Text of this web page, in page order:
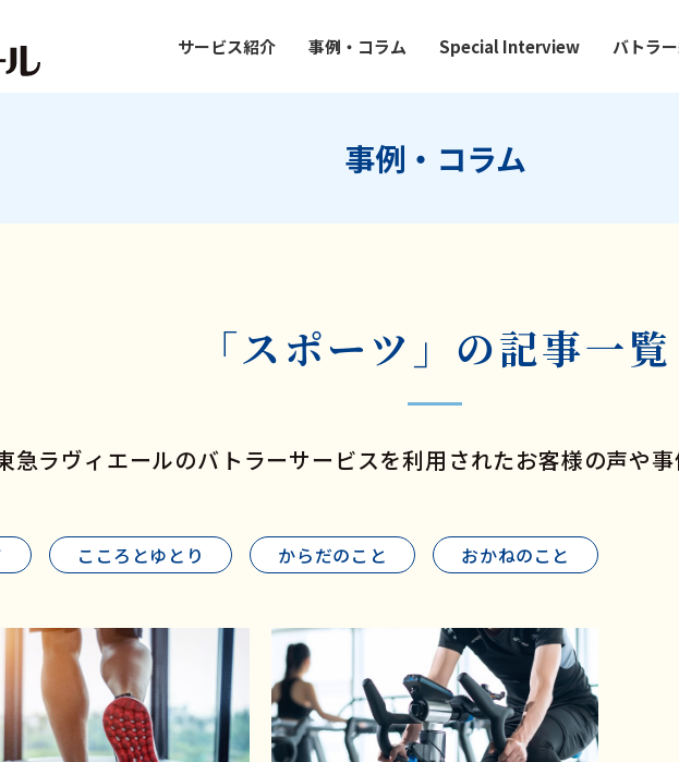
サービス紹介 事例・コラム Special Interview バトラ
事例・コラム
「スポーツ」の記事一覧
急ラヴィエールのバトラーサービスを利用されたお客様の声や事
こころとゆとり からだのこと おかねのこと